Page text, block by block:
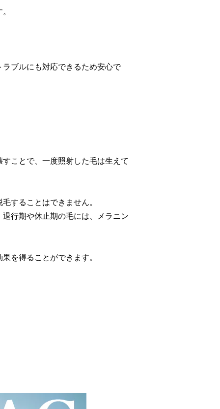
ブルにも対応できるため安心で
ことで、一度照射した毛は生えて
することはできません。
行期や休止期の毛には、メラニン
を得ることができます。